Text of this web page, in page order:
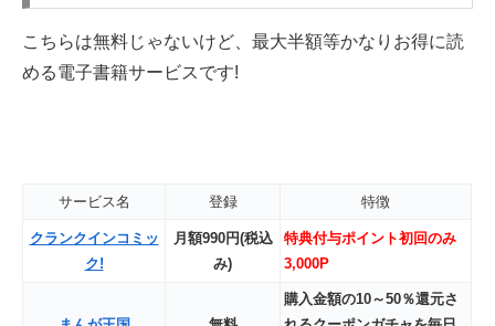
こちらは無料じゃないけど、最大半額等かなりお得に読
める電子書籍サービスです!
サービス名 登録 特徴
クランクインコミッ
ク!
月額990円(税込
み)
特典付与ポイント初回のみ
3,000P
購入金額の10～50％還元さ